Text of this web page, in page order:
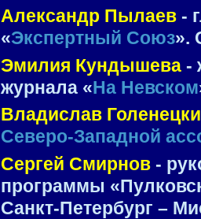
Александр Пылаев -
«Экспертный Союз».
Эмилия Кундышева -
журнала «На Невском
Владислав
Северо-Западной
Сергей Смирнов -
программы
Санкт-Петербург –